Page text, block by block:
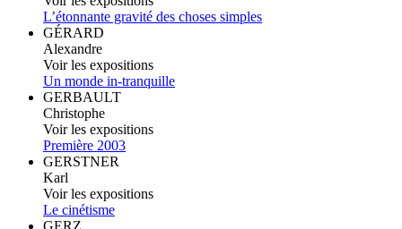
L’étonnante gravité des choses simples
GÉRARD
Alexandre
Voir les expositions
Un monde in-tranquille
GERBAULT
Christophe
Voir les expositions
Première 2003
GERSTNER
Karl
Voir les expositions
Le cinétisme
GERZ